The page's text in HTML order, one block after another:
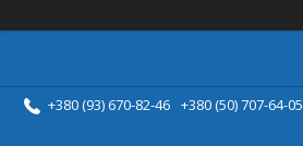
+380 (93) 670-82-46 +380 (50) 707-64-05